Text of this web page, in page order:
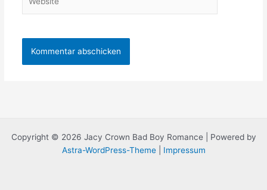
Copyright © 2026 Jacy Crown Bad Boy Romance | Powered by
Astra-WordPress-Theme| Impressum